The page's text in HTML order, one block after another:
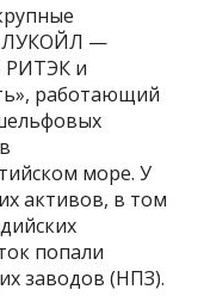
ЛУКОЙЛ —
РИТЭК и
работающий
море. У
активов, в том
попали
заводов (НПЗ).